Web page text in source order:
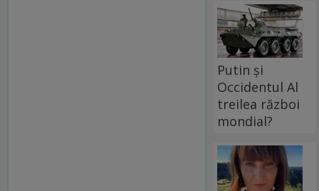
Putin și
Occidentul Al
treilea război
mondial?